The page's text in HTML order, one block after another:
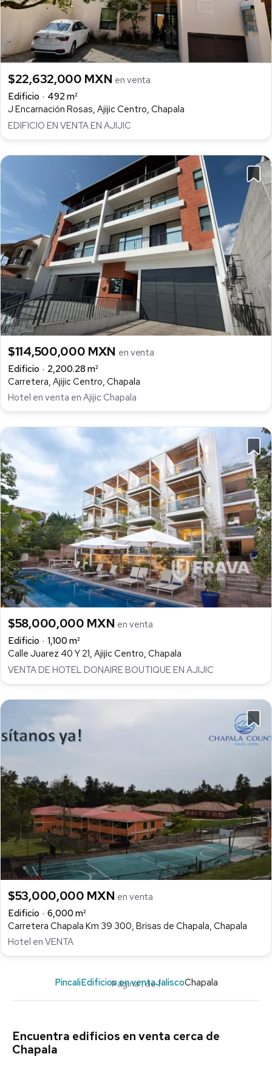
$22,632,000 MXN en venta
Edificio
492 m²
J Encarnación Rosas, Ajijic Centro, Chapala
EDIFICIO EN VENTA EN AJIJIC
$114,500,000 MXN en venta
Edificio
2,200.28 m²
Carretera, Ajijic Centro, Chapala
Hotel en venta en Ajijic Chapala
$58,000,000 MXN en venta
Edificio
1,100 m²
Calle Juarez 40 Y 21, Ajijic Centro, Chapala
VENTA DE HOTEL DONAIRE BOUTIQUE EN AJIJIC
$53,000,000 MXN en venta
Edificio
6,000 m²
Carretera Chapala Km 39 300, Brisas de Chapala, Chapala
Hotel en VENTA
Página 1 de 1
PincaliEdificios en ventaJaliscoChapala
Encuentra edificios en venta cerca de
Chapala